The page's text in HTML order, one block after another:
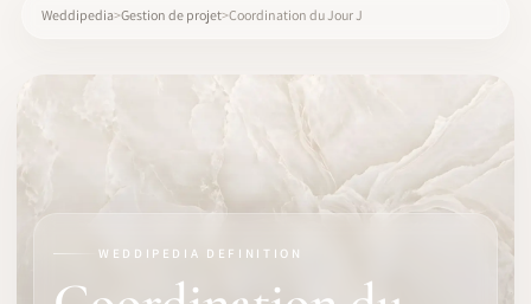
FORMATION
Weddipedia Gestion de projet Coordination du Jour J
WEDDIPEDIA DEFINITION